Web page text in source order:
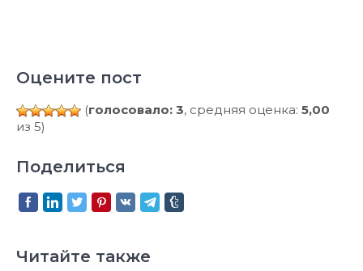
Оцените пост
(голосовало: 3, средняя оценка: 5,00
из 5)
Поделиться
Читайте также